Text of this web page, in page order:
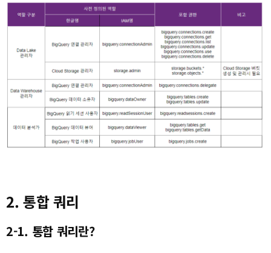
2. 통합 쿼리
2-1. 통합 쿼리란?